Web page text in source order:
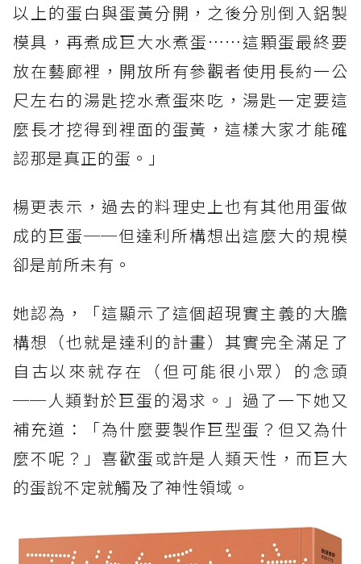
以上的蛋白與蛋黃分開，之後分別倒入鋁製
模具，再煮成巨大水煮蛋⋯⋯這顆蛋最終要
放在藝廊裡，開放所有參觀者使用長約一公
尺左右的湯匙挖水煮蛋來吃，湯匙一定要這
麼長才挖得到裡面的蛋黃，這樣大家才能確
認那是真正的蛋。」
楊更表示，過去的料理史上也有其他用蛋做
成的巨蛋──但達利所構想出這麼大的規模
卻是前所未有。
她認為，「這顯示了這個超現實主義的大膽
構想（也就是達利的計畫）其實完全滿足了
自古以來就存在（但可能很小眾）的念頭
──人類對於巨蛋的渴求。」過了一下她又
補充道：「為什麼要製作巨型蛋？但又為什
麼不呢？」喜歡蛋或許是人類天性，而巨大
的蛋說不定就觸及了神性領域。